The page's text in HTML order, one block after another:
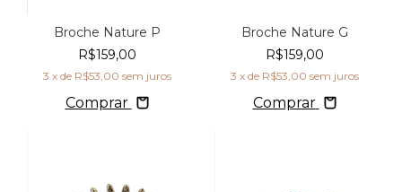
Broche Nature P
R$159,00
3 x de R$53,00 sem juros
Comprar
Broche Nature G
R$159,00
3 x de R$53,00 sem juros
Comprar